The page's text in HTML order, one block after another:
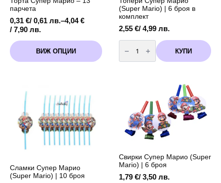
парчета
0,31 €/ 0,61 лв.–4,04€
/ 7,90 лв.
Price
0,31 €
/
0,61 лв.
7,90 лв.
ВИЖ ОПЦИИ
This
product
has
options
chosen
product
(Super Mario) | 6 броя в
комплект
2,55 €/ 4,99 лв.
количество
за
Топери
Супер
комплект
КУПИ
Сламки Супер Марио
(Super Mario) | 10 броя
Свирки Супер Марио (Super
Mario) | 6 броя
1,79 €/ 3,50 лв.